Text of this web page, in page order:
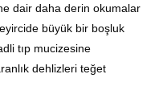
dair daha derin okumalar
büyük bir boşluk
tıp mucizesine
dehlizleri teğet